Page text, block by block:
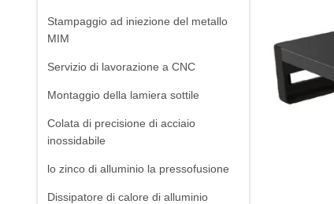
Stampaggio ad iniezione del metallo
MIM
Servizio di lavorazione a CNC
Montaggio della lamiera sottile
Colata di precisione di acciaio
inossidabile
lo zinco di alluminio la pressofusione
Dissipatore di calore di alluminio